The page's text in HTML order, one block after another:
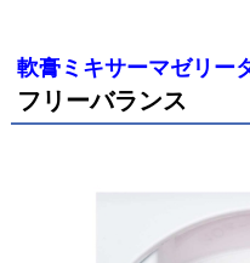
軟膏ミキサーマゼリー
フリーバランス